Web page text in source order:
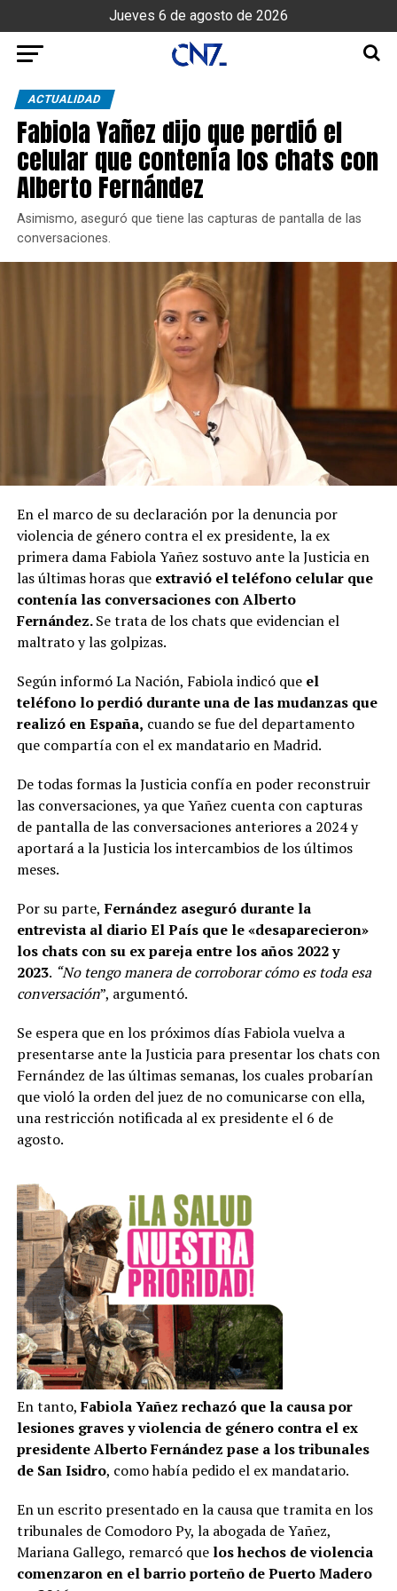
Jueves 6 de agosto de 2026
ACTUALIDAD
Fabiola Yañez dijo que perdió el
celular que contenía los chats con
Alberto Fernández
Asimismo, aseguró que tiene las capturas de pantalla de las
conversaciones.
En el marco de su declaración por la denuncia por
violencia de género contra el ex presidente, la ex
primera dama Fabiola Yañez sostuvo ante la Justicia en
las últimas horas queextravió el teléfono celular que
contenía las conversaciones con Alberto
Fernández.Se trata de los chats que evidencian el
maltrato y las golpizas.
Según informó La Nación, Fabiola indicó que el
teléfono lo perdió durante una de las mudanzas que
realizó en España, cuando se fue del departamento
que compartía con el ex mandatario en Madrid.
De todas formas la Justicia confía en poder reconstruir
las conversaciones, ya que Yañez cuenta con capturas
de pantalla de las conversaciones anteriores a 2024 y
aportará a la Justicia los intercambios de los últimos
meses.
Por su parte, Fernández aseguró durante la
entrevista al diario El País que le «desaparecieron»
los chats con su ex pareja entre los años 2022 y
2023. “No tengo manera de corroborar cómo es toda esa
conversación”, argumentó.
Se espera que en los próximos días Fabiola vuelva a
presentarse ante la Justicia para presentar los chats con
Fernández de las últimas semanas, los cuales probarían
que violó la orden del juez de no comunicarse con ella,
una restricción notificada al ex presidente el 6 de
agosto.
En tanto,Fabiola Yañez rechazó que la causa por
lesiones graves y violencia de género contra el ex
presidente Alberto Fernández pase a los tribunales
de San Isidro, como había pedido el ex mandatario.
En un escrito presentado en la causa que tramita en los
tribunales de Comodoro Py, la abogada de Yañez,
Mariana Gallego, remarcó quelos hechos de violencia
comenzaron en el barrio porteño de Puerto Madero